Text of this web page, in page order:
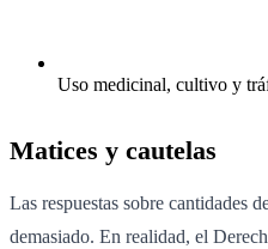
Uso medicinal, cultivo y
Matices y cautelas
Las respuestas sobre cantidades
demasiado. En realidad, el